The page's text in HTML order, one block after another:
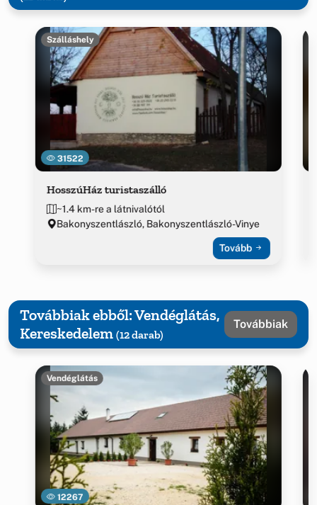
31522
Szálláshely
HosszúHáz turistaszálló
~1.4 km-re a látnivalótól
Bakonyszentlászló, Bakonyszentlászló-Vinye
Tovább
Továbbiak ebből: Vendéglátás,
Kereskedelem (12 darab)
Továbbiak
12267
Vendéglátás